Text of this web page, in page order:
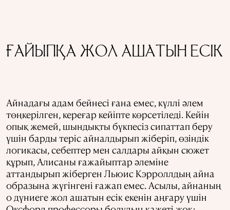
ҒАЙЫПҚА ЖОЛ АШАТЫН ЕСІК
Айнадағы адам бейнесі ғана емес, күллі әлем
төңкерілген, кереғар кейіпте көрсетіледі. Кейін
опық жемей, шындықты бүкпесіз сипаттап беру
үшін барды теріс айналдырып жіберіп, өзіндік
логикасы, себептер мен салдары айқын сюжет
құрып, Алисаны ғажайыптар әлеміне
аттандырып жіберген Льюис Кэрроллдың айна
образына жүгінгені ғажап емес. Асылы, айнаның
о дүниеге жол ашатын есік екенін аңғару үшін